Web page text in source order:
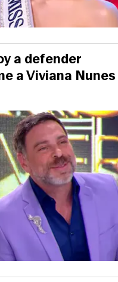
a defender
a Viviana Nunes